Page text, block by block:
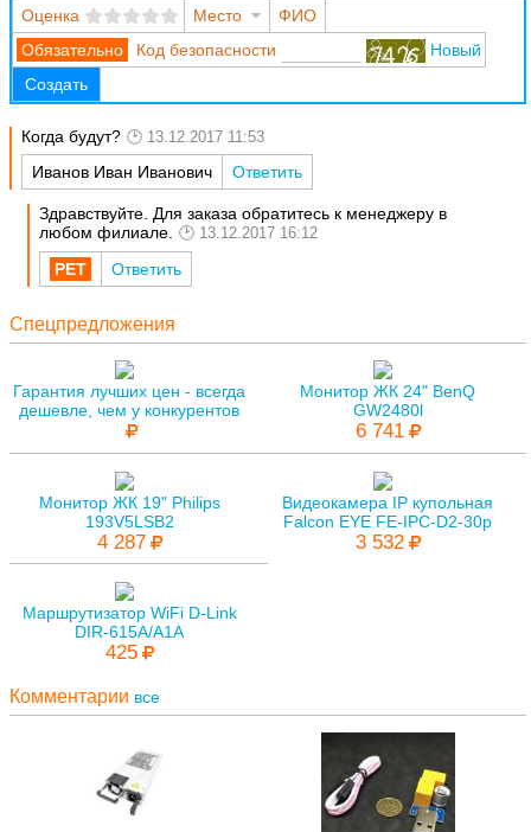
Оценка Место
ФИО
Код безопасности
Новый
Создать
Когда будут? 13.12.2017 11:53
Иванов Иван Иванович Ответить
Здравствуйте. Для заказа обратитесь к менеджеру в
любом филиале.
13.12.2017 16:12
Ответить
Спецпредложения
Гарантия лучших цен - всегда
дешевле, чем у конкурентов
Монитор ЖК 24" BenQ
GW2480l
6 741
Монитор ЖК 19" Philips
193V5LSB2
4 287
Видеокамера IP купольная
Falcon EYE FE-IPC-D2-30p
3 532
Маршрутизатор WiFi D-Link
DIR-615A/A1A
425
Комментарии все